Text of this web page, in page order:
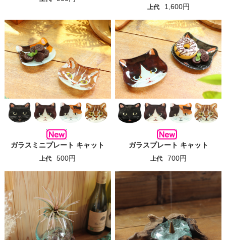
上代 1,600円
ガラスミニプレート キャット
上代 500円
ガラスプレート キャット
上代 700円